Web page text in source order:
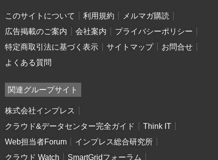
このサイトについて 利用規約
メルマガ購読
広告掲載のご案内
会社案内
プライバシーポリシー
特定商取引法に基づく表示
サイトマップ
お問合せ
よくある質問
関連グループサイト
株式会社インプレス
クラウド&データセンター完全ガイド
Think IT
Web担当者Forum
インプレス総合研究所
クラウド Watch
SmartGridフォーラム